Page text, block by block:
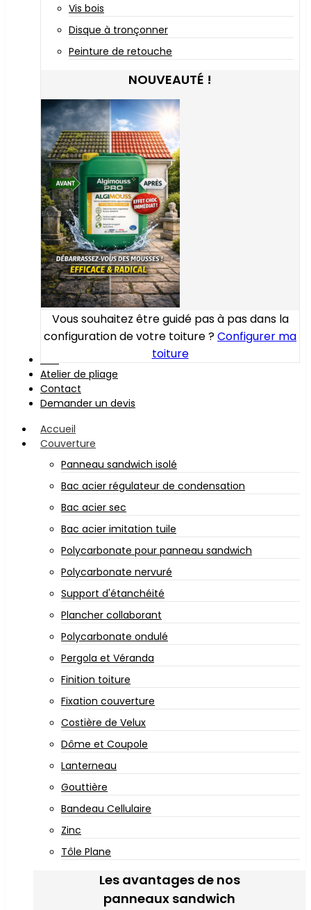
Vis bois
Disque à tronçonner
Peinture de retouche
NOUVEAUTÉ !
Vous souhaitez être guidé pas à pas dans la
configuration de votre toiture ?Configurer ma
toiture
Atelier de pliage
Contact
Demander un devis
Accueil
Couverture
Panneau sandwich isolé
Bac acier régulateur de condensation
Bac acier sec
Bac acier imitation tuile
Polycarbonate pour panneau sandwich
Polycarbonate nervuré
Support d'étanchéité
Plancher collaborant
Polycarbonate ondulé
Pergola et Véranda
Finition toiture
Fixation couverture
Costière de Velux
Dôme et Coupole
Lanterneau
Gouttière
Bandeau Cellulaire
Zinc
Tôle Plane
Les avantages de nos
panneaux sandwich